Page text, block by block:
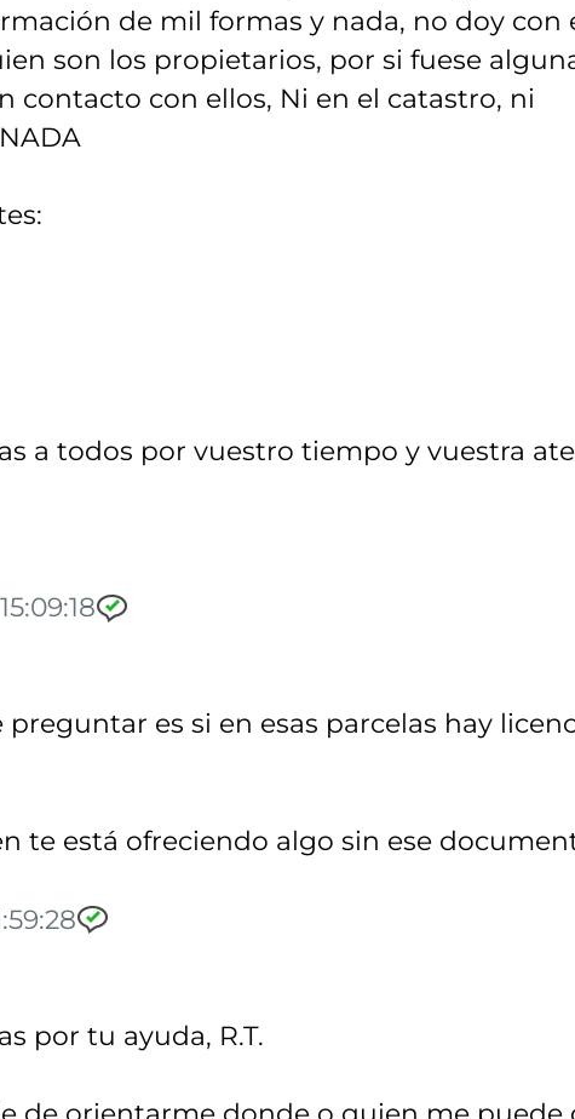
de mil formas y nada, no doy con
son los propietarios, por si fuese
contacto con ellos, Ni en el catastro, ni
a todos por vuestro tiempo y vuestra
es si en esas parcelas hay
te está ofreciendo algo sin ese
por tu ayuda, R.T.